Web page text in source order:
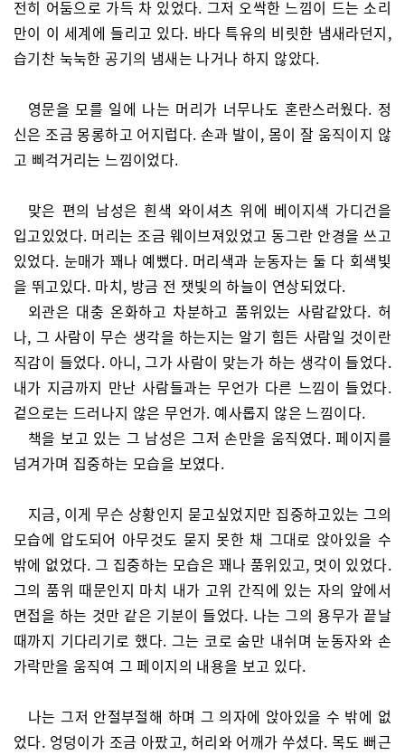
전히 어둠으로 가득 차 있었다. 그저 오싹한 느낌이 드는 소리
만이 이 세계에 들리고 있다. 바다 특유의 비릿한 냄새라던지,
습기찬 눅눅한 공기의 냄새는 나거나 하지 않았다.
영문을 모를 일에 나는 머리가 너무나도 혼란스러웠다. 정
신은 조금 몽롱하고 어지럽다. 손과 발이, 몸이 잘 움직이지 않
고 삐걱거리는 느낌이었다.
맞은 편의 남성은 흰색 와이셔츠 위에 베이지색 가디건을
입고있었다. 머리는 조금 웨이브져있었고 동그란 안경을 쓰고
있었다. 눈매가 꽤나 예뻤다. 머리색과 눈동자는 둘 다 회색빛
을 뛰고있다. 마치, 방금 전 잿빛의 하늘이 연상되었다.
외관은 대충 온화하고 차분하고 품위있는 사람같았다. 허
나, 그 사람이 무슨 생각을 하는지는 알기 힘든 사람일 것이란
직감이 들었다. 아니, 그가 사람이 맞는가 하는 생각이 들었다.
내가 지금까지 만난 사람들과는 무언가 다른 느낌이 들었다.
겉으로는 드러나지 않은 무언가. 예사롭지 않은 느낌이다.
책을 보고 있는 그 남성은 그저 손만을 움직였다. 페이지를
넘겨가며 집중하는 모습을 보였다.
지금, 이게 무슨 상황인지 묻고싶었지만 집중하고있는 그의
모습에 압도되어 아무것도 묻지 못한 채 그대로 앉아있을 수
밖에 없었다. 그 집중하는 모습은 꽤나 품위있고, 멋이 있었다.
그의 품위 때문인지 마치 내가 고위 간직에 있는 자의 앞에서
면접을 하는 것만 같은 기분이 들었다. 나는 그의 용무가 끝날
때까지 기다리기로 했다. 그는 코로 숨만 내쉬며 눈동자와 손
가락만을 움직여 그 페이지의 내용을 보고 있다.
나는 그저 안절부절해 하며 그 의자에 앉아있을 수 밖에 없
었다. 엉덩이가 조금 아팠고, 허리와 어깨가 쑤셨다. 목도 뻐근